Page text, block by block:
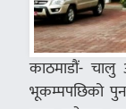
काठमाडौं- चालु
भूकम्पपछिको